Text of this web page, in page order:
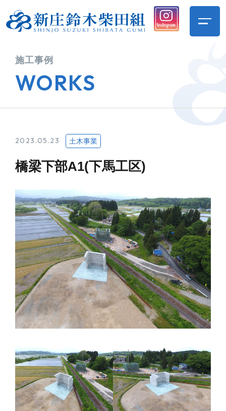
施工事例
WORKS
2023.05.23 土木事業
橋梁下部A1(下馬工区)